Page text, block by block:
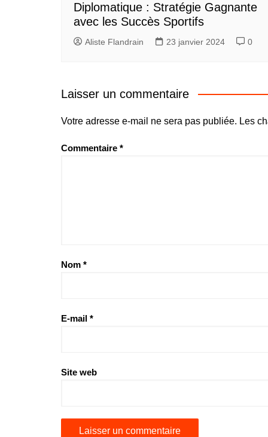
Diplomatique : Stratégie Gagnante
avec les Succès Sportifs
Aliste Flandrain 23 janvier 2024 0
Laisser un commentaire
Votre adresse e-mail ne sera pas publiée. Les
Commentaire *
Nom *
E-mail *
Site web